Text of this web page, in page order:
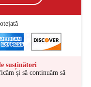
susținători
și să continuăm să